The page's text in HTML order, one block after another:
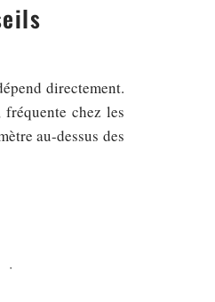
directement.
chez les
au-dessus des